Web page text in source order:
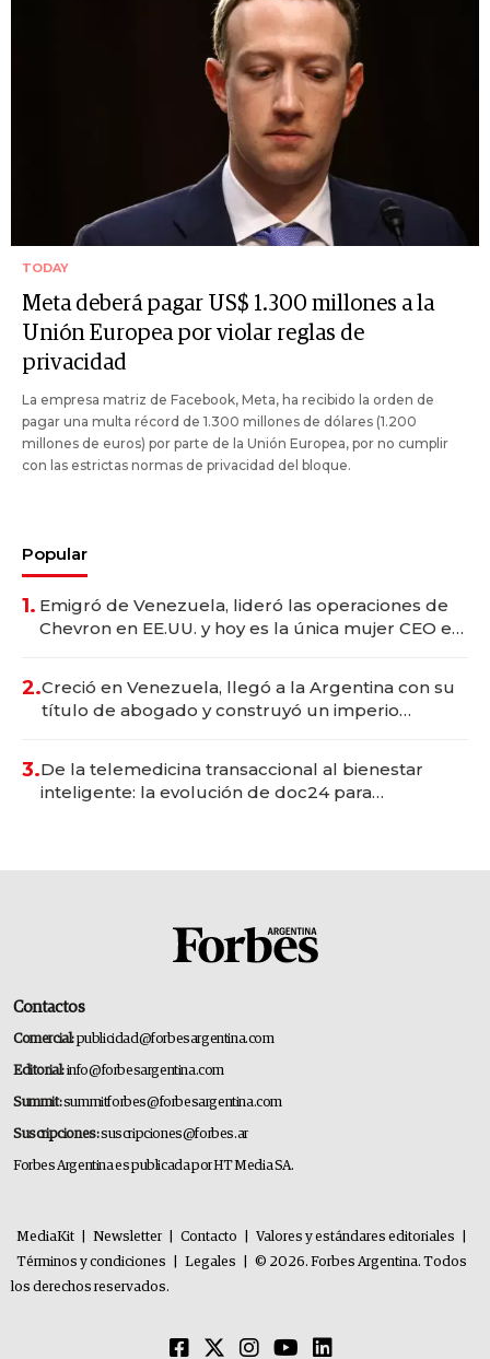
TODAY
Meta deberá pagar US$ 1.300 millones a la
Unión Europea por violar reglas de
privacidad
La empresa matriz de Facebook, Meta, ha recibido la orden de
pagar una multa récord de 1.300 millones de dólares (1.200
millones de euros) por parte de la Unión Europea, por no cumplir
con las estrictas normas de privacidad del bloque.
Popular
1. Emigró de Venezuela, lideró las operaciones de
Chevron en EE.UU. y hoy es la única mujer CEO en
2.Creció en Venezuela, llegó a la Argentina con su
título de abogado y construyó un imperio
3.De la telemedicina transaccional al bienestar
inteligente: la evolución de doc24 para
Contactos
Comercial:publicidad@forbesargentina.com
Editorial:info@forbesargentina.com
Summit:summitforbes@forbesargentina.com
Suscripciones:suscripciones@forbes.ar
Forbes Argentina es publicada por HT Media SA.
MediaKit Newsletter Contacto Valores y estándares editoriales
Términos y condiciones
Legales
© 2026. Forbes Argentina. Todos
los derechos reservados.